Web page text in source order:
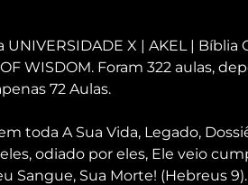
UNIVERSIDADE X | AKEL | Bíblia
WISDOM. Foram 322 aulas,
72 Aulas.
em toda A Sua Vida, Legado,
odiado por eles, Ele veio
Sangue, Sua Morte! (Hebreus 9).